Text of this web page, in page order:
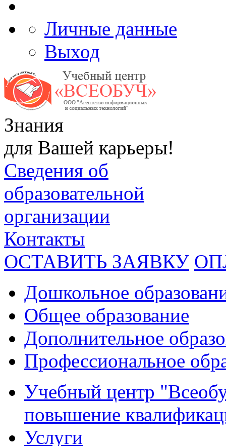
Личные данные
Выход
Знания
для Вашей карьеры!
Сведения об
образовательной
организации
Контакты
ОСТАВИТЬ ЗАЯВКУ
Дошкольное
Общее образование
Дополнительное
Профессиональное
Учебный центр
повышение
Услуги